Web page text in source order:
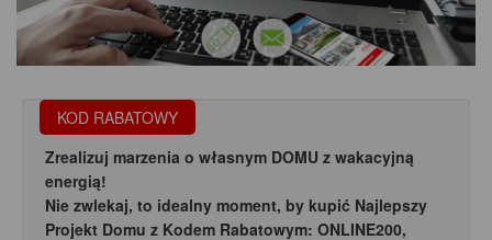
KOD RABATOWY
Zrealizuj marzenia o własnym DOMU z wakacyjną
energią!
Nie zwlekaj, to idealny moment, by kupić Najlepszy
Projekt Domu z Kodem Rabatowym: ONLINE200,